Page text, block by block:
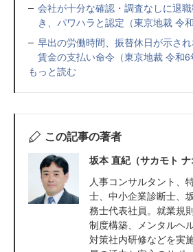
会社が十分な確認・調査なしに退
き、パワハラと認定（東京地裁 令
早出の労働時間、振替休日が示さ
賃金の支払い命令（東京地裁 令和6
もっと読む
この記事の著者
坂本 直紀（サカモト ナ
人事コンサルタント、
士、中小企業診断士、
務士代表社員。就業規
制度構築、メンタルヘ
対策社内研修などを実